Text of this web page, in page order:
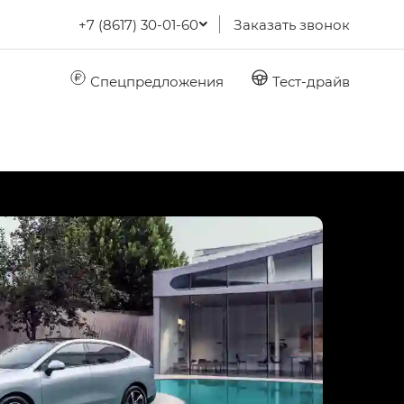
+7 (8617) 30-01-60 Заказать звонок
Спецпредложения Тест-драйв